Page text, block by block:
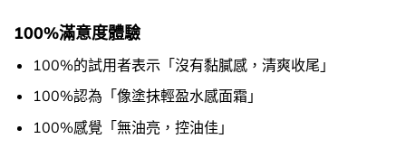
100%滿意度體驗
100%的試用者表示「沒有黏膩感，清爽收尾」
100%認為「像塗抹輕盈水感面霜」
100%感覺「無油亮，控油佳」